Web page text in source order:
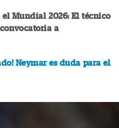
Mundial 2026: El técnico
a
Neymar es duda para el